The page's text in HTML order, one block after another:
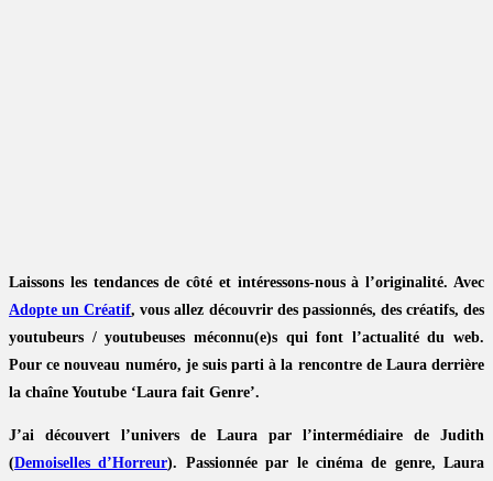
Laissons les tendances de côté et intéressons-nous à l’originalité. Avec
Adopte un Créatif, vous allez découvrir des passionnés, des créatifs, des
youtubeurs / youtubeuses méconnu(e)s qui font l’actualité du web.
Pour ce nouveau numéro, je suis parti à la rencontre de Laura derrière
la chaîne Youtube ‘Laura fait Genre’.
J’ai découvert l’univers de Laura par l’intermédiaire de Judith
(Demoiselles d’Horreur). Passionnée par le cinéma de genre, Laura